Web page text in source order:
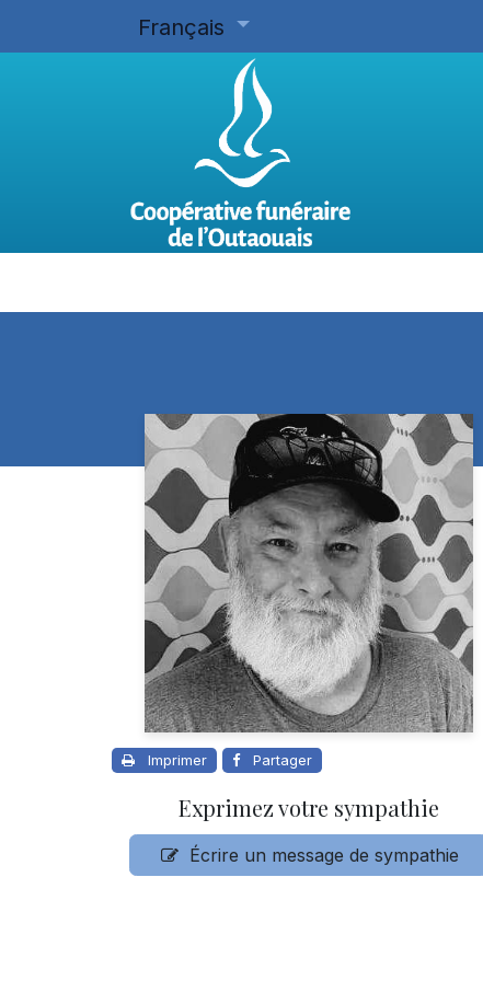
Français
Imprimer Partager
Exprimez votre sympathie
Écrire un message de sympathie